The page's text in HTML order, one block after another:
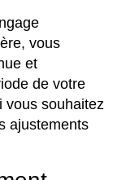
vous
et
de votre
vous souhaitez
ajustements